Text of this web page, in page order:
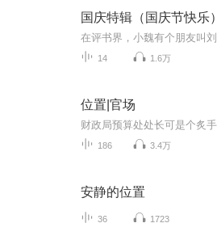
国庆特辑（国庆节快乐）
14 1.6万
位置|官场
186 3.4万
安静的位置
36 1723